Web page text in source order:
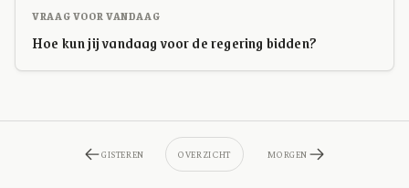
VRAAG VOOR VANDAAG
Hoe kun jij vandaag voor de regering bidden?
GISTEREN OVERZICHT MORGEN